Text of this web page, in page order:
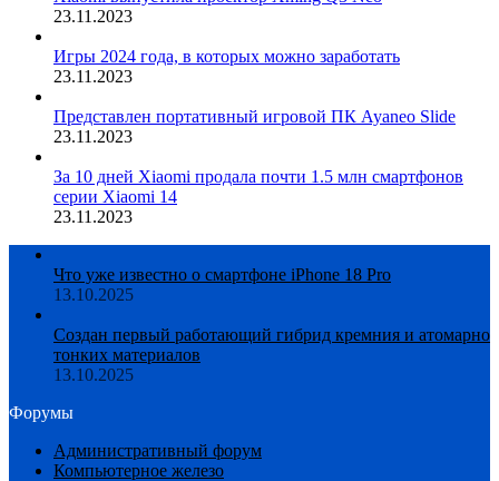
23.11.2023
Игры 2024 года, в которых можно заработать
23.11.2023
Представлен портативный игровой ПК Ayaneo Slide
23.11.2023
За 10 дней Xiaomi продала почти 1.5 млн смартфонов
серии Xiaomi 14
23.11.2023
Что уже известно о смартфоне iPhone 18 Pro
13.10.2025
Создан первый работающий гибрид кремния и атомарно
тонких материалов
13.10.2025
Форумы
Административный форум
Компьютерное железо